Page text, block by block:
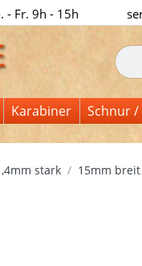
- Fr. 9h - 15h
Karabiner Schnur
stark 15mm breit